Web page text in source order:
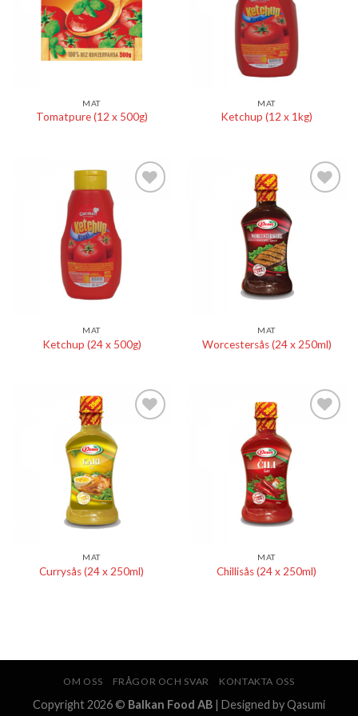
MAT
Tomatpure (12 x 500g)
MAT
Ketchup (12 x 1kg)
Lägg till i
önskelistan
MAT
Ketchup (24 x 500g)
önskelistan
MAT
Worcestersås (24 x 250ml)
Lägg till i
önskelistan
MAT
Currysås (24 x 250ml)
önskelistan
MAT
Chillisås (24 x 250ml)
OM OSS FRÅGOR OCH SVAR KONTAKTA OSS
Copyright 2026 © Balkan Food AB | Designed by Qasumi